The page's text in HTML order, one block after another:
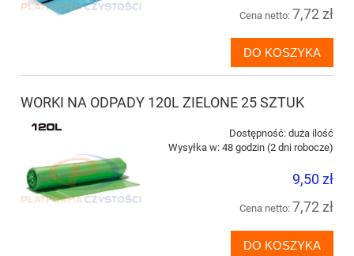
Cena netto: 7,72 zł
DO KOSZYKA
WORKI NA ODPADY 120L ZIELONE 25 SZTUK
Dostępność: duża ilość
Wysyłka w: 48 godzin (2 dni robocze)
9,50 zł
Cena netto: 7,72 zł
DO KOSZYKA